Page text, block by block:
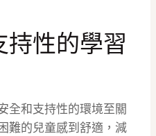
性的學習
全和支持性的環境至關
難的兒童感到舒適，減